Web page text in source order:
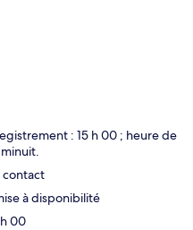
: 15 h 00 ; heure de
contact
à disponibilité
00